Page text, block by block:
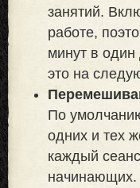
занятий.
работе,
минут в
это на
По
одних и тех
каждый
начинающих.